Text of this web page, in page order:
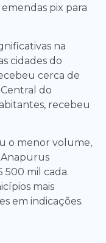
pix para
na
cidades do
cerca de
Central do
recebeu
o menor volume,
Anapurus
500 mil cada.
mais
em indicações.